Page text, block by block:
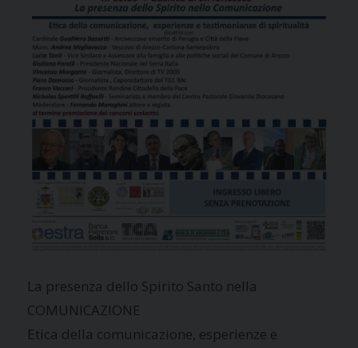
La presenza dello Spirito Santo nella
COMUNICAZIONE
Etica della comunicazione, esperienze e